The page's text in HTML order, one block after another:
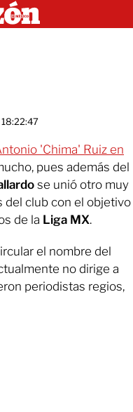
'Chima' Ruiz en
pues además del
se unió otro muy
del club con el objetivo
de la Liga MX.
el nombre del
no dirige a
periodistas regios,